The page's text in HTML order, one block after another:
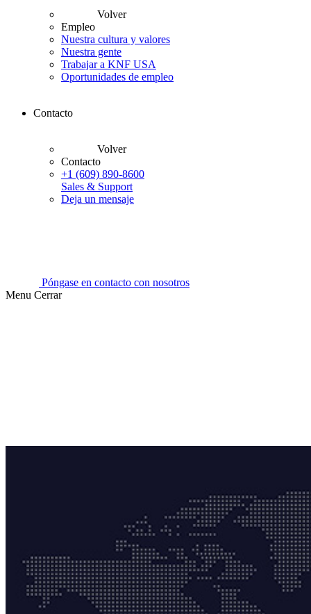
Volver
Empleo
Nuestra cultura y valores
Nuestra gente
Trabajar a KNF USA
Oportunidades de empleo
Contacto
Volver
Contacto
+1 (609) 890-8600
Sales & Support
Deja un mensaje
Póngase en contacto con nosotros
Menu Cerrar